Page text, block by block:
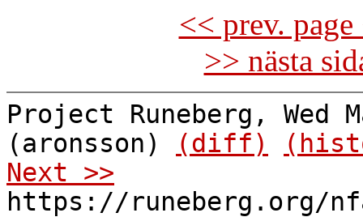
<< prev.
>> nästa
Project Runeberg, Wed
(aronsson)
(diff)
Next >>
https://runeberg.org/